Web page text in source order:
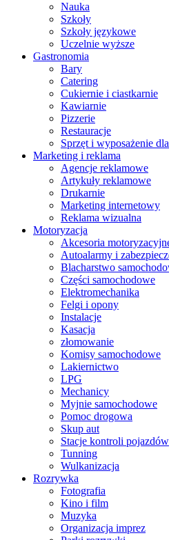
Nauka
Szkoły
Szkoły językowe
Uczelnie wyższe
Gastronomia
Bary
Catering
Cukiernie i ciastkarnie
Kawiarnie
Pizzerie
Restauracje
Sprzęt i wyposażenie
Marketing i reklama
Agencje reklamowe
Artykuły reklamowe
Drukarnie
Marketing internetowy
Reklama wizualna
Motoryzacja
Akcesoria
Autoalarmy i
Blacharstwo
Części samochodowe
Elektromechanika
Felgi i opony
Instalacje
Kasacja
złomowanie
Komisy samochodowe
Lakiernictwo
LPG
Mechanicy
Myjnie samochodowe
Pomoc drogowa
Skup aut
Stacje kontroli pojazdów
Tunning
Wulkanizacja
Rozrywka
Fotografia
Kino i film
Muzyka
Organizacja imprez